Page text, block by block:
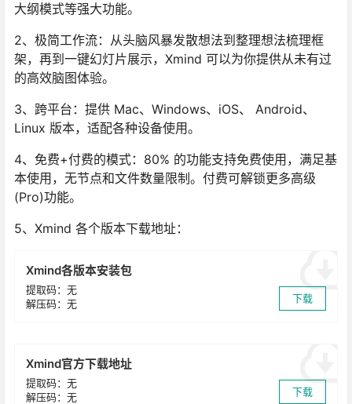
大纲模式等强大功能。
2、极简工作流：从头脑风暴发散想法到整理想法梳理框
架，再到一键幻灯片展示，Xmind 可以为你提供从未有过
的高效脑图体验。
3、跨平台：提供 Mac、Windows、iOS、 Android、
Linux 版本，适配各种设备使用。
4、免费+付费的模式：80% 的功能支持免费使用，满足基
本使用，无节点和文件数量限制。付费可解锁更多高级
(Pro)功能。
5、Xmind 各个版本下载地址：
Xmind各版本安装包
提取码：无
解压码：无
下载
Xmind官方下载地址
提取码：无
解压码：无
下载